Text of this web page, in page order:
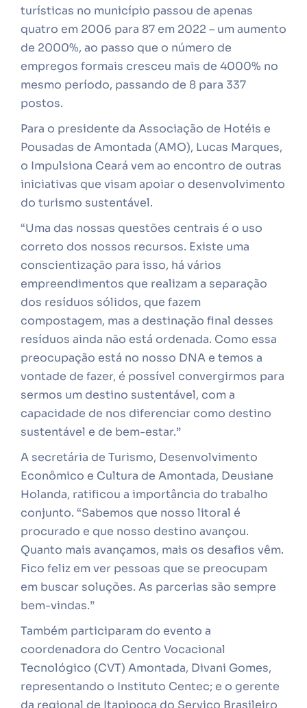
turísticas no município passou de apenas
quatro em 2006 para 87 em 2022 – um aumento
de 2000%, ao passo que o número de
empregos formais cresceu mais de 4000% no
mesmo período, passando de 8 para 337
postos.
Para o presidente da Associação de Hotéis e
Pousadas de Amontada (AMO), Lucas Marques,
o Impulsiona Ceará vem ao encontro de outras
iniciativas que visam apoiar o desenvolvimento
do turismo sustentável.
“Uma das nossas questões centrais é o uso
correto dos nossos recursos. Existe uma
conscientização para isso, há vários
empreendimentos que realizam a separação
dos resíduos sólidos, que fazem
compostagem, mas a destinação final desses
resíduos ainda não está ordenada. Como essa
preocupação está no nosso DNA e temos a
vontade de fazer, é possível convergirmos para
sermos um destino sustentável, com a
capacidade de nos diferenciar como destino
sustentável e de bem-estar.”
A secretária de Turismo, Desenvolvimento
Econômico e Cultura de Amontada, Deusiane
Holanda, ratificou a importância do trabalho
conjunto. “Sabemos que nosso litoral é
procurado e que nosso destino avançou.
Quanto mais avançamos, mais os desafios vêm.
Fico feliz em ver pessoas que se preocupam
em buscar soluções. As parcerias são sempre
bem-vindas.”
Também participaram do evento a
coordenadora do Centro Vocacional
Tecnológico (CVT) Amontada, Divani Gomes,
representando o Instituto Centec; e o gerente
da regional de Itapipoca do Serviço Brasileiro